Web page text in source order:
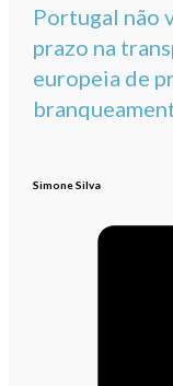
Portugal não
prazo na
europeia de
Simone Silva